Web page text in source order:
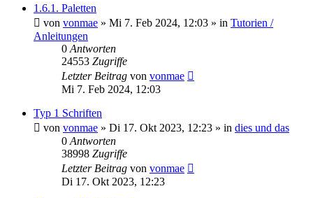
1.6.1. Paletten
von vonmae » Mi 7. Feb 2024, 12:03 » in Tutorien /
Anleitungen
0 Antworten
24553 Zugriffe
Letzter Beitrag von vonmae
Mi 7. Feb 2024, 12:03
Typ 1 Schriften
von vonmae » Di 17. Okt 2023, 12:23 » in dies und das
0 Antworten
38998 Zugriffe
Letzter Beitrag von vonmae
Di 17. Okt 2023, 12:23